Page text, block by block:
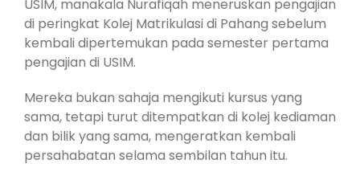
USIM, manakala Nurafiqah meneruskan pengajian
di peringkat Kolej Matrikulasi di Pahang sebelum
kembali dipertemukan pada semester pertama
pengajian di USIM.
Mereka bukan sahaja mengikuti kursus yang
sama, tetapi turut ditempatkan di kolej kediaman
dan bilik yang sama, mengeratkan kembali
persahabatan selama sembilan tahun itu.